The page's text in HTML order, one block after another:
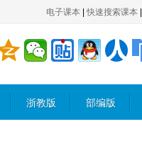
电子课本 快速搜索课本
浙教版 部编版